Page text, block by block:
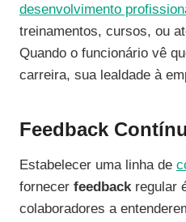
desenvolvimento
treinamentos, cursos, ou
Quando o funcionário vê
carreira, sua lealdade à
Feedback
Estabelecer uma linha de
fornecer feedbackregular
colaboradores a